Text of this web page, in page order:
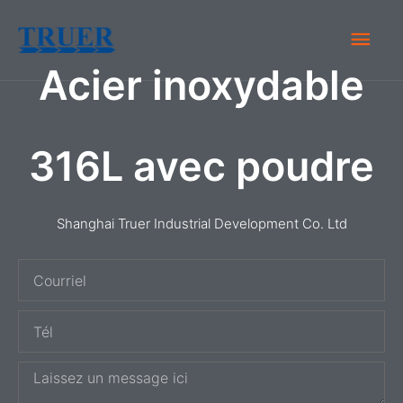
Acier inoxydable
316L avec poudre
Shanghai Truer Industrial Development Co. Ltd